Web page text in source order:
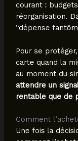
courant :
réorganisation.
“dépense
Pour se
carte quand la
au moment du
attendre un
rentable que de
Comment
Une fois la